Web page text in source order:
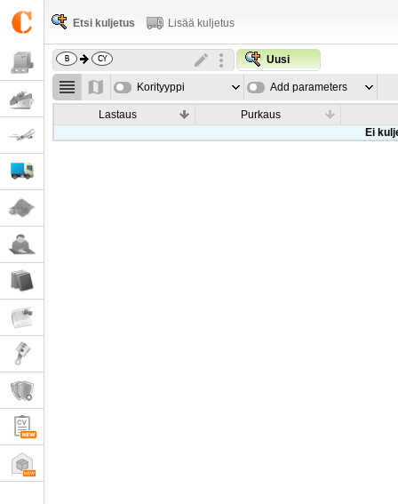
Etsi kuljetus Lisää kuljetus
Uusi
Korityyppi Add parameters
Lastaus
Purkaus
Ei